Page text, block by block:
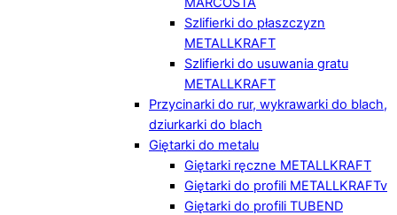
Szlifierki do płaszczyzn
METALLKRAFT
Szlifierki do usuwania gratu
METALLKRAFT
Przycinarki do rur, wykrawarki do blach,
dziurkarki do blach
Giętarki do metalu
Giętarki ręczne METALLKRAFT
Giętarki do profili METALLKRAFTv
Giętarki do profili TUBEND